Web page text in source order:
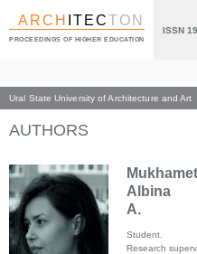
ARCH ITECTON
PROCEEDINGS OF HIGHER EDUCATION
ISSN
Ural State University of Architecture and Art
Index page
AUTHORS
Albina
A.
Student.
Research